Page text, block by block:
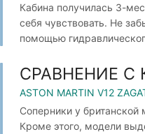
Кабина получилась 3-
себя чувствовать. Не
помощью
СРАВНЕНИЕ С
ASTON MARTIN V12
Соперники у
Кроме этого, модели